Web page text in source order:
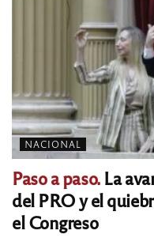
NACIONAL
Paso a paso.La
del PRO y el
el Congreso